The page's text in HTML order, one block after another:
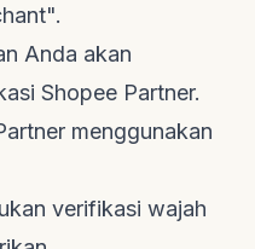
Anda akan
Shopee Partner.
menggunakan
verifikasi wajah